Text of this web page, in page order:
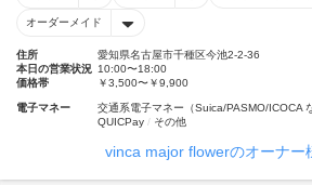
オーダーメイド
住所
愛知県名古屋市千種区今池2-2-36
本日の営業状況 10:00〜18:00
価格帯
￥3,500〜￥9,900
電子マネー 交通系電子マネー（Suica/PASMO/ICOCA
QUICPay
その他
vinca major flowerのオーナー